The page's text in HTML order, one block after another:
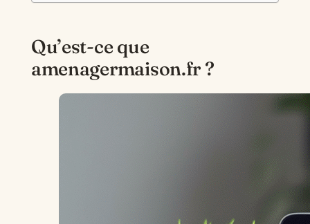
Qu’est-ce que
amenagermaison.fr ?